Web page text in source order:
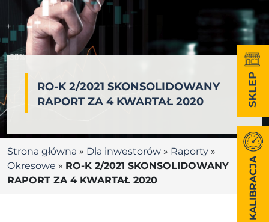
RO-K 2/2021 SKONSOLIDOWANY
RAPORT ZA 4 KWARTAŁ 2020
Strona główna » Dla inwestorów » Raporty »
Okresowe » RO-K 2/2021 SKONSOLIDOWANY
RAPORT ZA 4 KWARTAŁ 2020
KALIBRACJA